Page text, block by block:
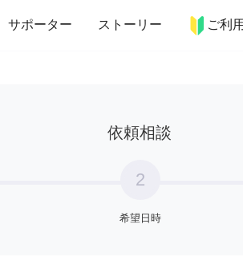
サポーター ストーリー ご利
テリア 趣味・習い事 ペット
依頼相談
2
希望日時